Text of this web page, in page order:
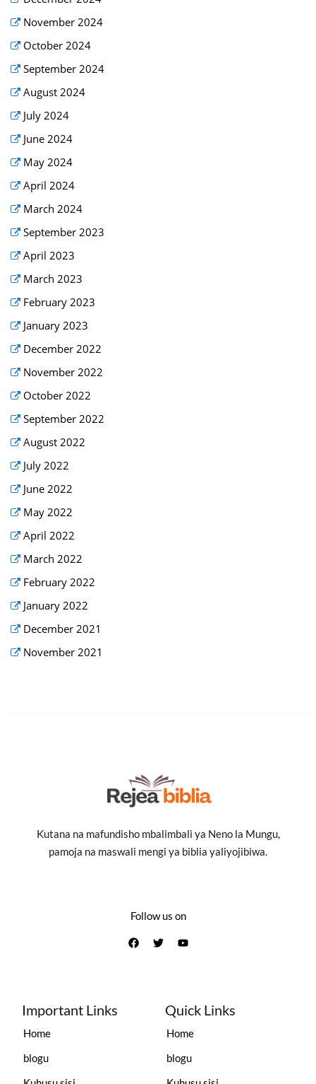
November 2024
October 2024
September 2024
August 2024
July 2024
June 2024
May 2024
April 2024
March 2024
September 2023
April 2023
March 2023
February 2023
January 2023
December 2022
November 2022
October 2022
September 2022
August 2022
July 2022
June 2022
May 2022
April 2022
March 2022
February 2022
January 2022
December 2021
November 2021
Kutana na mafundisho mbalimbali ya Neno la Mungu,
pamoja na maswali mengi ya biblia yaliyojibiwa.
Follow us on
Important Links
Home
blogu
Quick Links
Home
blogu